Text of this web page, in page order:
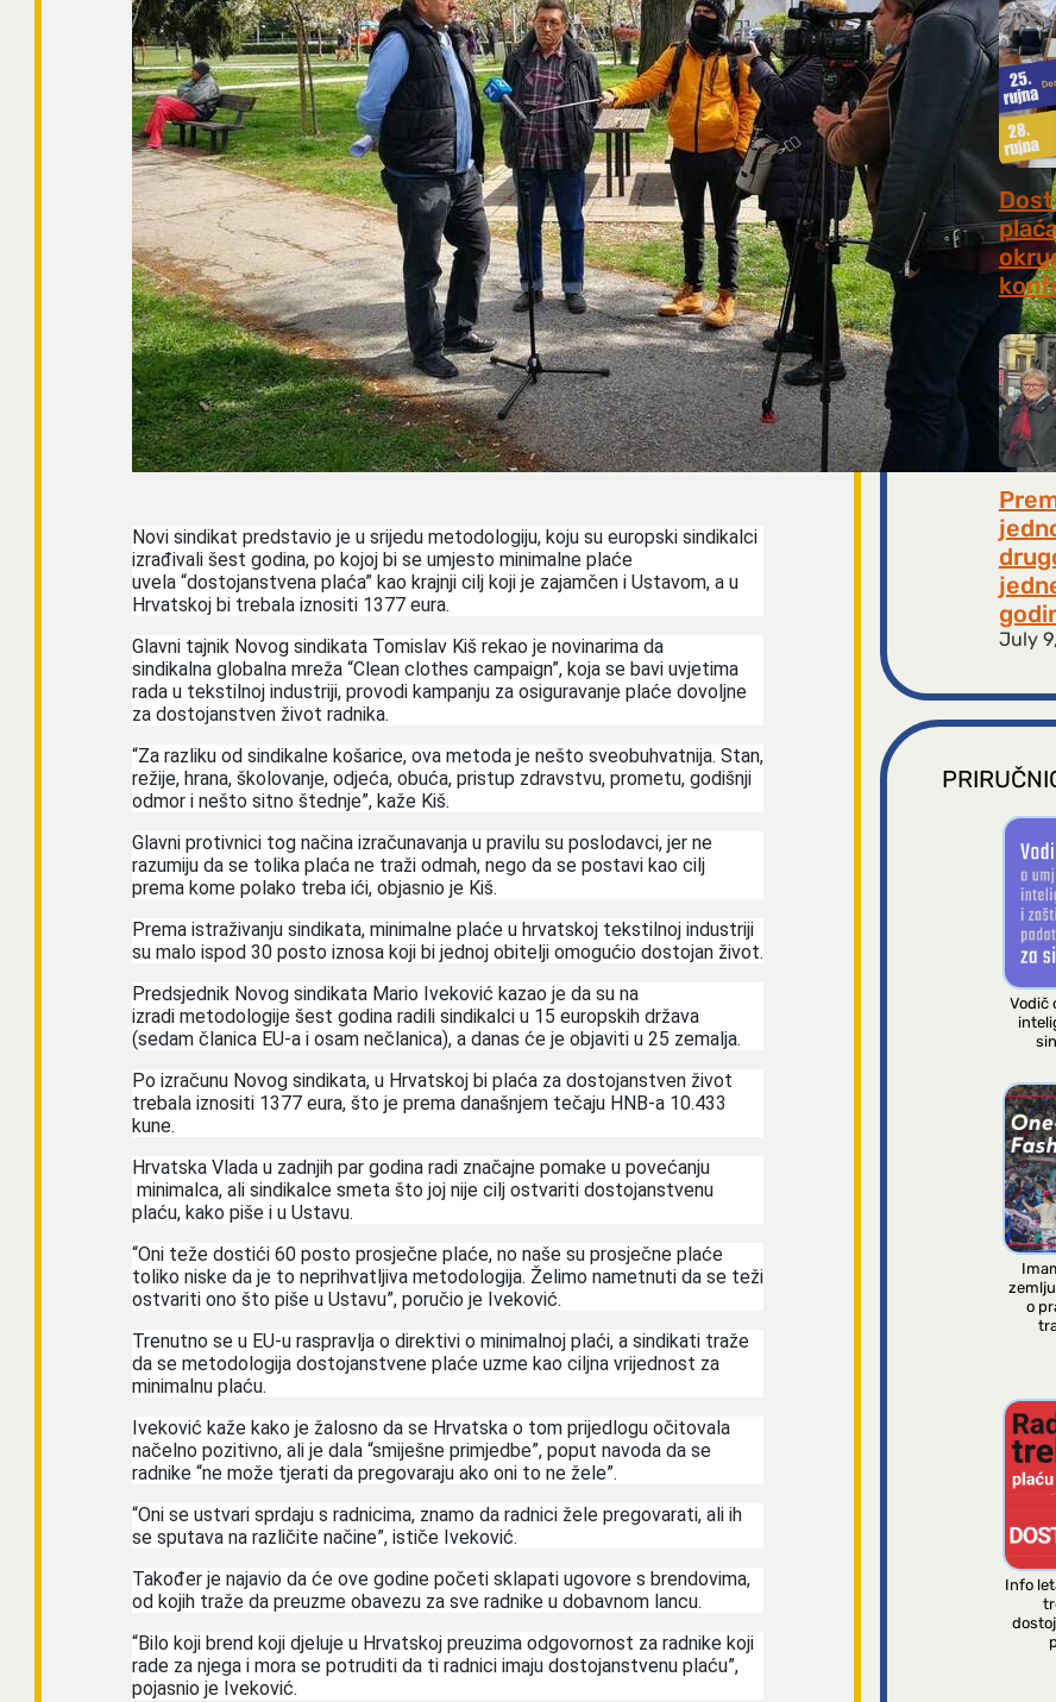
Novi sindikat predstavio je u srijedu metodologiju, koju su europski sindikalci
izrađivali šest godina, po kojoj bi se umjesto minimalne plaće
uvela “dostojanstvena plaća” kao krajnji cilj koji je zajamčen i Ustavom, a u
Hrvatskoj bi trebala iznositi 1377 eura.
Glavni tajnik Novog sindikata Tomislav Kiš rekao je novinarima da
sindikalna globalna mreža “Clean clothes campaign”, koja se bavi uvjetima
rada u tekstilnoj industriji, provodi kampanju za osiguravanje plaće dovoljne
za dostojanstven život radnika.
“Za razliku od sindikalne košarice, ova metoda je nešto sveobuhvatnija. Stan,
režije, hrana, školovanje, odjeća, obuća, pristup zdravstvu, prometu, godišnji
odmor i nešto sitno štednje”, kaže Kiš.
Glavni protivnici tog načina izračunavanja u pravilu su poslodavci, jer ne
razumiju da se tolika plaća ne traži odmah, nego da se postavi kao cilj
prema kome polako treba ići, objasnio je Kiš.
Prema istraživanju sindikata, minimalne plaće u hrvatskoj tekstilnoj industriji
su malo ispod 30 posto iznosa koji bi jednoj obitelji omogućio dostojan život.
Predsjednik Novog sindikata Mario Iveković kazao je da su na
izradi metodologije šest godina radili sindikalci u 15 europskih država
(sedam članica EU-a i osam nečlanica), a danas će je objaviti u 25 zemalja.
Po izračunu Novog sindikata, u Hrvatskoj bi plaća za dostojanstven život
trebala iznositi 1377 eura, što je prema današnjem tečaju HNB-a 10.433
kune.
Hrvatska Vlada u zadnjih par godina radi značajne pomake u povećanju
minimalca, ali sindikalce smeta što joj nije cilj ostvariti dostojanstvenu
plaću, kako piše i u Ustavu.
“Oni teže dostići 60 posto prosječne plaće, no naše su prosječne plaće
toliko niske da je to neprihvatljiva metodologija. Želimo nametnuti da se teži
ostvariti ono što piše u Ustavu”, poručio je Iveković.
Trenutno se u EU-u raspravlja o direktivi o minimalnoj plaći, a sindikati traže
da se metodologija dostojanstvene plaće uzme kao ciljna vrijednost za
minimalnu plaću.
Iveković kaže kako je žalosno da se Hrvatska o tom prijedlogu očitovala
načelno pozitivno, ali je dala “smiješne primjedbe”, poput navoda da se
radnike “ne može tjerati da pregovaraju ako oni to ne žele”.
“Oni se ustvari sprdaju s radnicima, znamo da radnici žele pregovarati, ali ih
se sputava na različite načine”, ističe Iveković.
Također je najavio da će ove godine početi sklapati ugovore s brendovima,
od kojih traže da preuzme obavezu za sve radnike u dobavnom lancu.
“Bilo koji brend koji djeluje u Hrvatskoj preuzima odgovornost za radnike koji
rade za njega i mora se potruditi da ti radnici imaju dostojanstvenu plaću”,
pojasnio je Iveković.
July
July
Vodič
o
Info